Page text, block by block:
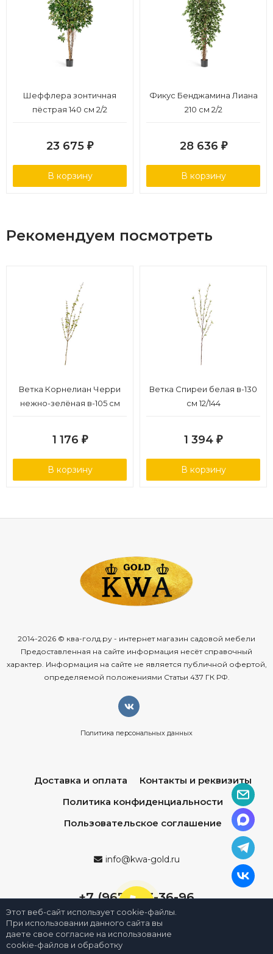
Шеффлера зонтичная
пёстрая 140 см 2/2
23 675 ₽
В корзину
Фикус Бенджамина Лиана
210 см 2/2
28 636 ₽
В корзину
Рекомендуем посмотреть
Ветка Корнелиан Черри
нежно-зелёная в-105 см
1 176 ₽
В корзину
Ветка Спиреи белая в-130
см 12/144
1 394 ₽
В корзину
2014-2026 © ква-голд.ру - интернет магазин садовой мебели
Предоставленная на сайте информация несёт справочный
характер. Информация на сайте не является публичной офертой,
определяемой положениями Статьи 437 ГК РФ.
Политика персональных данных
Доставка и оплата
Контакты и реквизиты
Политика конфиденциальности
Пользовательское соглашение
info@kwa-gold.ru
+7 (967) 013-36-96
Этот веб-сайт использует cookie-файлы.
При использовании данного сайта вы
даете свое согласие на использование
cookie-файлов и обработку